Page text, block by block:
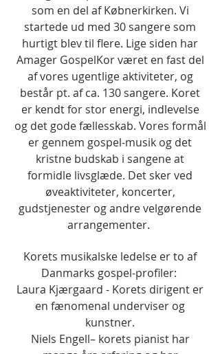
som en del af Købnerkirken. Vi
startede ud med 30 sangere som
hurtigt blev til flere. Lige siden har
Amager GospelKor været en fast del
af vores ugentlige aktiviteter, og
består pt. af ca. 130 sangere. Koret
er kendt for stor energi, indlevelse
og det gode fællesskab. Vores formål
er gennem gospel-musik og det
kristne budskab i sangene at
formidle livsglæde. Det sker ved
øveaktiviteter, koncerter,
gudstjenester og andre velgørende
arrangementer.
Korets musikalske ledelse er to af
Danmarks gospel-profiler:
Laura Kjærgaard - Korets dirigent er
en fænomenal underviser og
kunstner.
Niels Engell– korets pianist har